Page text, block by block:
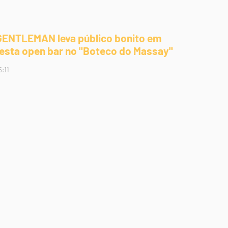
leva público bonito em
open bar no "Boteco do Massay"